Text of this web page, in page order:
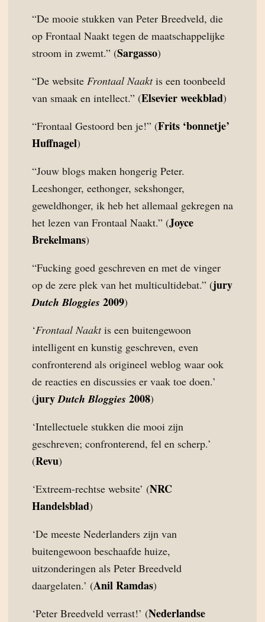
“De mooie stukken van Peter Breedveld, die
op Frontaal Naakt tegen de maatschappelijke
stroom in zwemt.” (Sargasso)
“De website Frontaal Naaktis een toonbeeld
van smaak en intellect.” (Elsevier weekblad)
“Frontaal Gestoord ben je!” (Frits ‘bonnetje’
Huffnagel)
“Jouw blogs maken hongerig Peter.
Leeshonger, eethonger, sekshonger,
geweldhonger, ik heb het allemaal gekregen na
het lezen van Frontaal Naakt.” (Joyce
Brekelmans)
“Fucking goed geschreven en met de vinger
op de zere plek van het multicultidebat.” (jury
Dutch Bloggies 2009)
‘Frontaal Naaktis een buitengewoon
intelligent en kunstig geschreven, even
confronterend als origineel weblog waar ook
de reacties en discussies er vaak toe doen.’
(juryDutch Bloggies 2008)
‘Intellectuele stukken die mooi zijn
geschreven; confronterend, fel en scherp.’
(Revu)
‘Extreem-rechtse website’ (NRC
Handelsblad)
‘De meeste Nederlanders zijn van
buitengewoon beschaafde huize,
uitzonderingen als Peter Breedveld
daargelaten.’ (Anil Ramdas)
‘Peter Breedveld verrast!’ (Nederlandse